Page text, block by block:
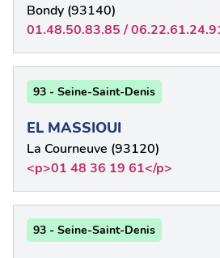
Bondy (93140)
01.48.50.83.85 /
93 - Seine-Saint-Denis
EL MASSIOUI
La Courneuve (93120)
<p>01 48 36 19 61</p>
93 - Seine-Saint-Denis